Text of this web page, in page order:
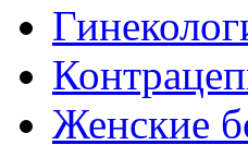
Женские